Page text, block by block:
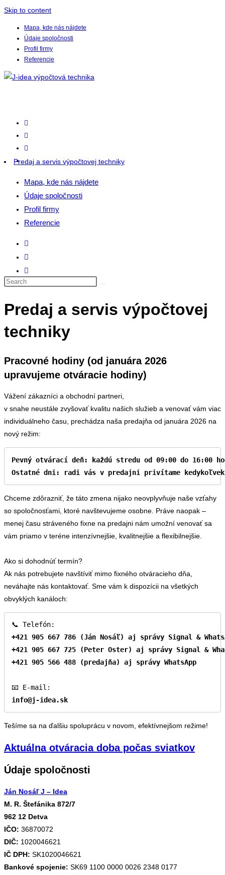
Skip to content
Mapa, kde nás nájdete
Údaje spoločnosti
Profil firmy
Referencie
Predaj a servis výpočtovej techniky
Mapa, kde nás nájdete
Údaje spoločnosti
Profil firmy
Referencie
Predaj a servis výpočtovej
techniky
Pracovné hodiny (od januára 2026
upravujeme otváracie hodiny)
Vážení zákazníci a obchodní partneri,
v snahe neustále zvyšovať kvalitu našich služieb a venovať vám viac
individuálneho času, prechádza naša predajňa od januára 2026 na
nový režim:
Pevný otvárací deň: každú stredu od 09:00 do 16:00
Ostatné dni: radi vás v predajni privítame kedykoľvek
Chceme zdôrazniť, že táto zmena nijako neovplyvňuje naše vzťahy
so spoločnosťami, ktoré navštevujeme osobne. Práve naopak –
menej času stráveného fixne na predajni nám umožní venovať sa
vám priamo v teréne intenzívnejšie, kvalitnejšie a flexibilnejšie.
Ako si dohodnúť termín?
Ak nás potrebujete navštíviť mimo fixného otváracieho dňa,
neváhajte nás kontaktovať. Sme vám k dispozícii na všetkých
obvyklých kanáloch:
+421 905 667 786 (Ján Nosáľ) aj správy Signal &
+421 905 667 725 (Peter Oster) aj správy Signal &
info@j-idea.sk
Tešíme sa na ďalšiu spoluprácu v novom, efektívnejšom režime!
Aktuálna otváracia doba počas sviatkov
Údaje spoločnosti
Ján Nosáľ J – Idea
M. R. Štefánika 872/7
962 12 Detva
IČO: 36870072
DIČ: 1020046621
IČ DPH: SK1020046621
Bankové spojenie: SK69 1100 0000 0026 2348 0177